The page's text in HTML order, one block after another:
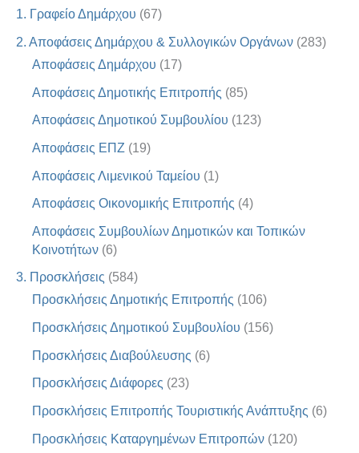
1. Γραφείο Δημάρχου (67)
2. Αποφάσεις Δημάρχου & Συλλογικών Οργάνων (283)
Αποφάσεις Δημάρχου (17)
Αποφάσεις Δημοτικής Επιτροπής (85)
Αποφάσεις Δημοτικού Συμβουλίου (123)
Αποφάσεις ΕΠΖ (19)
Αποφάσεις Λιμενικού Ταμείου (1)
Αποφάσεις Οικονομικής Επιτροπής (4)
Αποφάσεις Συμβουλίων Δημοτικών και Τοπικών
Κοινοτήτων (6)
3. Προσκλήσεις (584)
Προσκλήσεις Δημοτικής Επιτροπής (106)
Προσκλήσεις Δημοτικού Συμβουλίου (156)
Προσκλήσεις Διαβούλευσης (6)
Προσκλήσεις Διάφορες (23)
Προσκλήσεις Επιτροπής Τουριστικής Ανάπτυξης (6)
Προσκλήσεις Καταργημένων Επιτροπών (120)